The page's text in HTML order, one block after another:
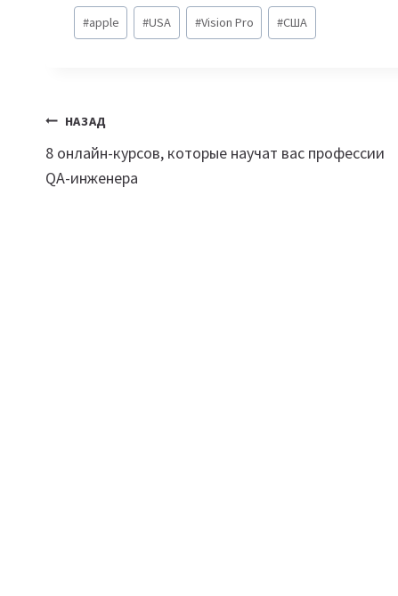
Метки
записи:
#apple #USA #Vision Pro #США
Навигация
по
НАЗАД
8 онлайн-курсов, которые научат вас профессии
QA-инженера